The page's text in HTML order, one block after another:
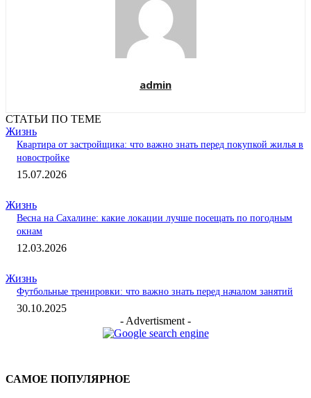
admin
СТАТЬИ ПО ТЕМЕ
Жизнь
Квартира от застройщика: что важно знать перед покупкой жилья в
новостройке
15.07.2026
Жизнь
Весна на Сахалине: какие локации лучше посещать по погодным
окнам
12.03.2026
Жизнь
Футбольные тренировки: что важно знать перед началом занятий
30.10.2025
- Advertisment -
САМОЕ ПОПУЛЯРНОЕ